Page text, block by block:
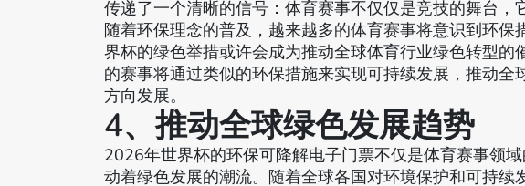
传递了一个清晰的信号：体育赛事不仅仅是竞技的舞台，
随着环保理念的普及，越来越多的体育赛事将意识到环
界杯的绿色举措或许会成为推动全球体育行业绿色转型的
的赛事将通过类似的环保措施来实现可持续发展，推动全
方向发展。
4、推动全球绿色发展趋势
2026年世界杯的环保可降解电子门票不仅是体育赛事领
动着绿色发展的潮流。随着全球各国对环境保护和可持续